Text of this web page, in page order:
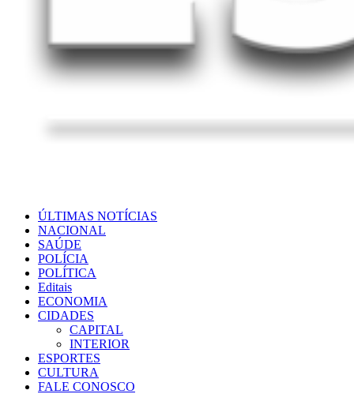
ÚLTIMAS NOTÍCIAS
NACIONAL
SAÚDE
POLÍCIA
POLÍTICA
Editais
ECONOMIA
CIDADES
CAPITAL
INTERIOR
ESPORTES
CULTURA
FALE CONOSCO